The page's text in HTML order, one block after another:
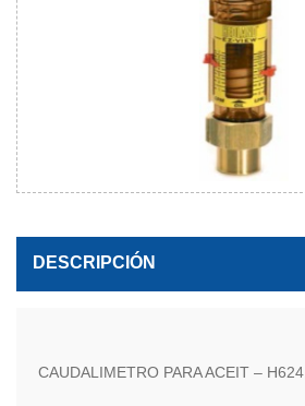
DESCRIPCIÓN
CAUDALIMETRO PARA ACEIT –